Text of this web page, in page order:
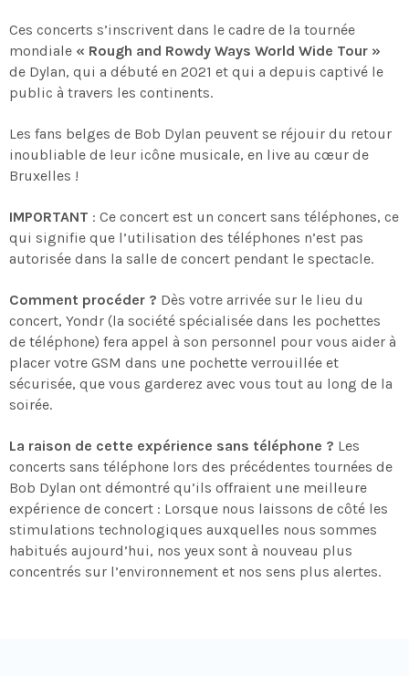
Ces concerts s’inscrivent dans le cadre de la tournée
mondiale « Rough and Rowdy Ways World Wide Tour »
de Dylan, qui a débuté en 2021 et qui a depuis captivé le
public à travers les continents.
Les fans belges de Bob Dylan peuvent se réjouir du retour
inoubliable de leur icône musicale, en live au cœur de
Bruxelles !
IMPORTANT : Ce concert est un concert sans téléphones, ce
qui signifie que l’utilisation des téléphones n’est pas
autorisée dans la salle de concert pendant le spectacle.
Comment procéder ? Dès votre arrivée sur le lieu du
concert, Yondr (la société spécialisée dans les pochettes
de téléphone) fera appel à son personnel pour vous aider à
placer votre GSM dans une pochette verrouillée et
sécurisée, que vous garderez avec vous tout au long de la
soirée.
La raison de cette expérience sans téléphone ? Les
concerts sans téléphone lors des précédentes tournées de
Bob Dylan ont démontré qu’ils offraient une meilleure
expérience de concert : Lorsque nous laissons de côté les
stimulations technologiques auxquelles nous sommes
habitués aujourd’hui, nos yeux sont à nouveau plus
concentrés sur l’environnement et nos sens plus alertes.